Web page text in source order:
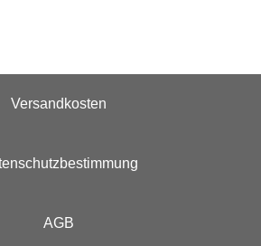
Versandkosten
AGB